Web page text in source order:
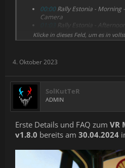
00:00Rally Estonia - Morning
Camera
Rally Estonia -
Camera
01:43Rally Estonia - Sunset -
03:14Rally Japan - Winter -
04:33Rally Japan - Summer -
05:03Rally Japan - Summer -
05:32Rally Japan - Autumn -
06:23Rally Japan - Spring -
06:53Rally Japan - Spring -
07:22Rally Sweden -
08:00Rally Sweden - Sunset
Rally Sweden - Night -
Get EA SPORTS WRC
Klicke in dieses Feld, um es in
4. Oktober 2023
SolKutTeR
ADMIN
Erste Details und FAQ zum VR
v1.8.0 bereits am 30.04.2024